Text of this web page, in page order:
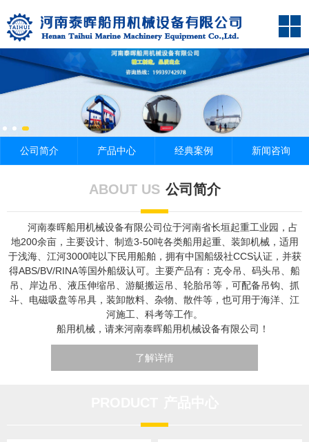
公司简介 产品中心 经典案例 新闻咨询
ABOUT US 公司简介
河南泰晖船用机械设备有限公司位于河南省长垣起重工业园，占
地200余亩，主要设计、制造3-50吨各类船用起重、装卸机械，适用
于浅海、江河3000吨以下民用船舶，拥有中国船级社CCS认证，并获
得ABS/BV/RINA等国外船级认可。主要产品有：克令吊、码头吊、船
吊、岸边吊、液压伸缩吊、游艇搬运吊、轮胎吊等，可配备吊钩、抓
斗、电磁吸盘等吊具，装卸散料、杂物、散件等，也可用于海洋、江
河施工、科考等工作。
船用机械，请来河南泰晖船用机械设备有限公司！
了解详情